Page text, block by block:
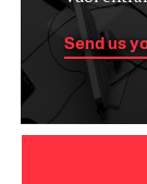
Send us